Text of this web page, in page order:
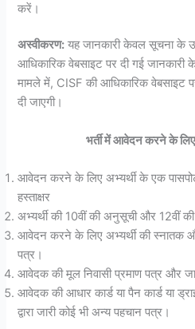
करें।
अस्वीकरण: यह जानकारी केवल सूचना के
आधिकारिक वेबसाइट पर दी गई जानकारी
मामले में, CISF की आधिकारिक वेबसाइट
दी जाएगी।
भर्ती में आवेदन करने के
आवेदन करने के लिए अभ्यर्थी के एक
हस्ताक्षर
अभ्यर्थी की 10वीं की अनुसूची और 12वीं
आवेदन करने के लिए अभ्यर्थी की स्नातक
पत्र।
आवेदक की मूल निवासी प्रमाण पत्र और
आवेदक की आधार कार्ड या पैन कार्ड या
द्वारा जारी कोई भी अन्य पहचान पत्र।